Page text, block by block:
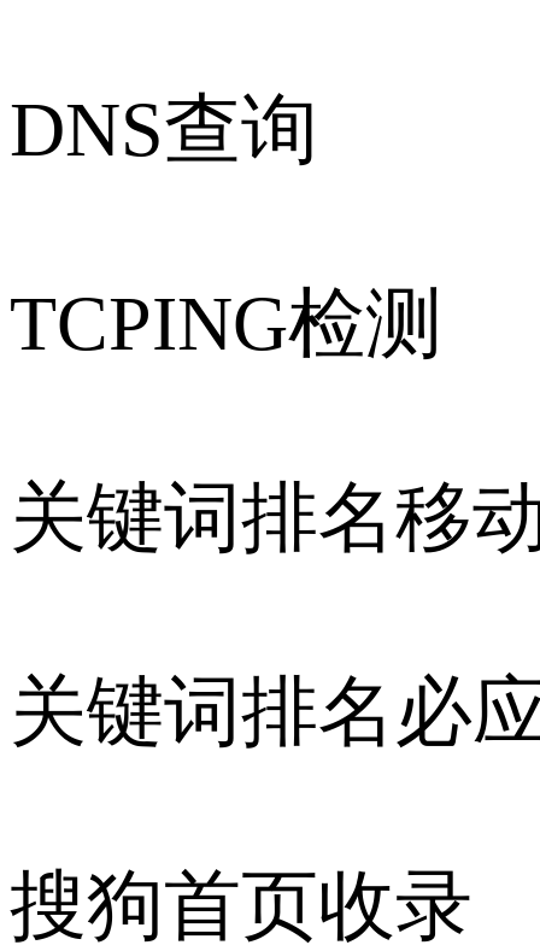
DNS查询
TCPING检测
关键词排名移
关键词排名必
搜狗首页收录